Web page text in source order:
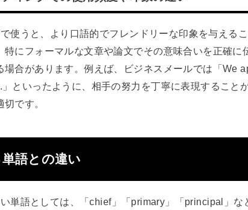
使うと、より口語的でフレンドリーな印象を与えるこ
にフォーマルな文章や論文でその意味合いを正確に
場合があります。例えば、ビジネスメールでは「We
といったように、相手の努力を丁寧に表現すること
です。
語との違い
い単語としては、「chief」「primary」「principal」な